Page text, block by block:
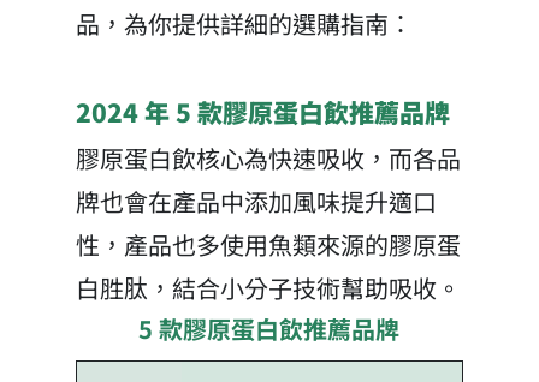
品，為你提供詳細的選購指南：
2024 年 5 款膠原蛋白飲推薦品牌
膠原蛋白飲核心為快速吸收，而各品
牌也會在產品中添加風味提升適口
性，產品也多使用魚類來源的膠原蛋
白胜肽，結合小分子技術幫助吸收。
5 款膠原蛋白飲推薦品牌